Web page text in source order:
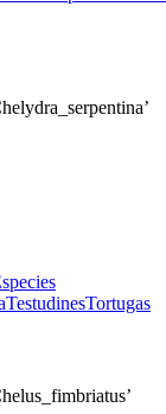
TestudinesTortugas